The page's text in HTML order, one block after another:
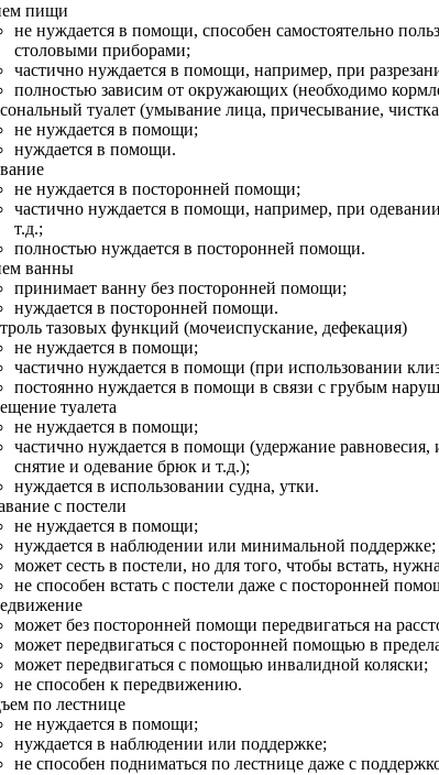
пищи
не нуждается в помощи, способен самостоятельно
столовыми приборами;
частично нуждается в помощи, например, при
полностью зависим от окружающих (необходимо
туалет (умывание лица, причесывание,
не нуждается в помощи;
нуждается в помощи.
не нуждается в посторонней помощи;
частично нуждается в помощи, например, при
т.д.;
полностью нуждается в посторонней помощи.
ванны
принимает ванну без посторонней помощи;
нуждается в посторонней помощи.
тазовых функций (мочеиспускание, дефекация)
не нуждается в помощи;
частично нуждается в помощи (при использовании
постоянно нуждается в помощи в связи с грубым
туалета
не нуждается в помощи;
частично нуждается в помощи (удержание равновесия,
снятие и одевание брюк и т.д.);
нуждается в использовании судна, утки.
с постели
не нуждается в помощи;
нуждается в наблюдении или минимальной поддержке;
может сесть в постели, но для того, чтобы встать,
не способен встать с постели даже с посторонней
может без посторонней помощи передвигаться на
может передвигаться с посторонней помощью в
может передвигаться с помощью инвалидной коляски;
не способен к передвижению.
по лестнице
не нуждается в помощи;
нуждается в наблюдении или поддержке;
не способен подниматься по лестнице даже с